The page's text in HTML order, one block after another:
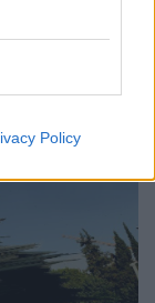
Policy